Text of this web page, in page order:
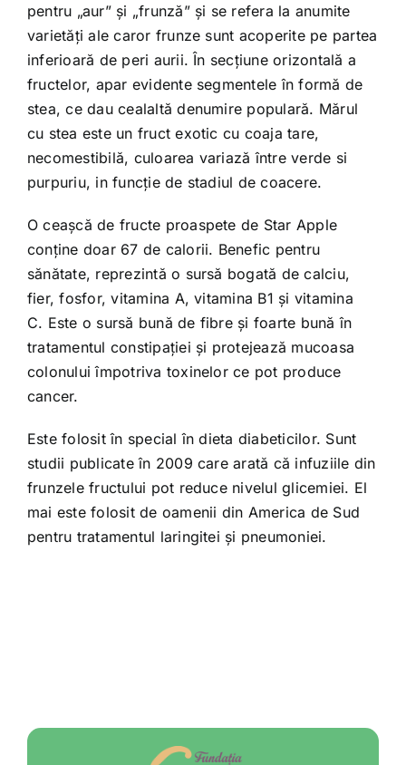
pentru „aur” şi „frunză” şi se refera la anumite
varietăţi ale caror frunze sunt acoperite pe partea
inferioară de peri aurii. În secţiune orizontală a
fructelor, apar evidente segmentele în formă de
stea, ce dau cealaltă denumire populară. Mărul
cu stea este un fruct exotic cu coaja tare,
necomestibilă, culoarea variază între verde si
purpuriu, in funcţie de stadiul de coacere.
O ceaşcă de fructe proaspete de Star Apple
conţine doar 67 de calorii. Benefic pentru
sănătate, reprezintă o sursă bogată de calciu,
fier, fosfor, vitamina A, vitamina B1 şi vitamina
C. Este o sursă bună de fibre şi foarte bună în
tratamentul constipaţiei şi protejează mucoasa
colonului împotriva toxinelor ce pot produce
cancer.
Este folosit în special în dieta diabeticilor. Sunt
studii publicate în 2009 care arată că infuziile din
frunzele fructului pot reduce nivelul glicemiei. El
mai este folosit de oamenii din America de Sud
pentru tratamentul laringitei şi pneumoniei.